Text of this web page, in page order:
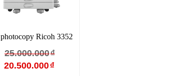
Ricoh 3352
25.000.000₫
20.500.000₫